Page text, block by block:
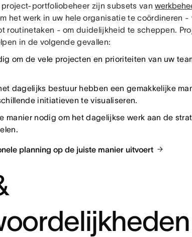
project-portfoliobeheer zijn subsets van
het werk in uw hele organisatie te coördineren -
routinetaken - om duidelijkheid te scheppen.
in de volgende gevallen:
om de vele projecten en prioriteiten van uw
dagelijks bestuur hebben een gemakkelijke
initiatieven te visualiseren.
manier nodig om het dagelijkse werk aan de
planning op de juiste manier uitvoert